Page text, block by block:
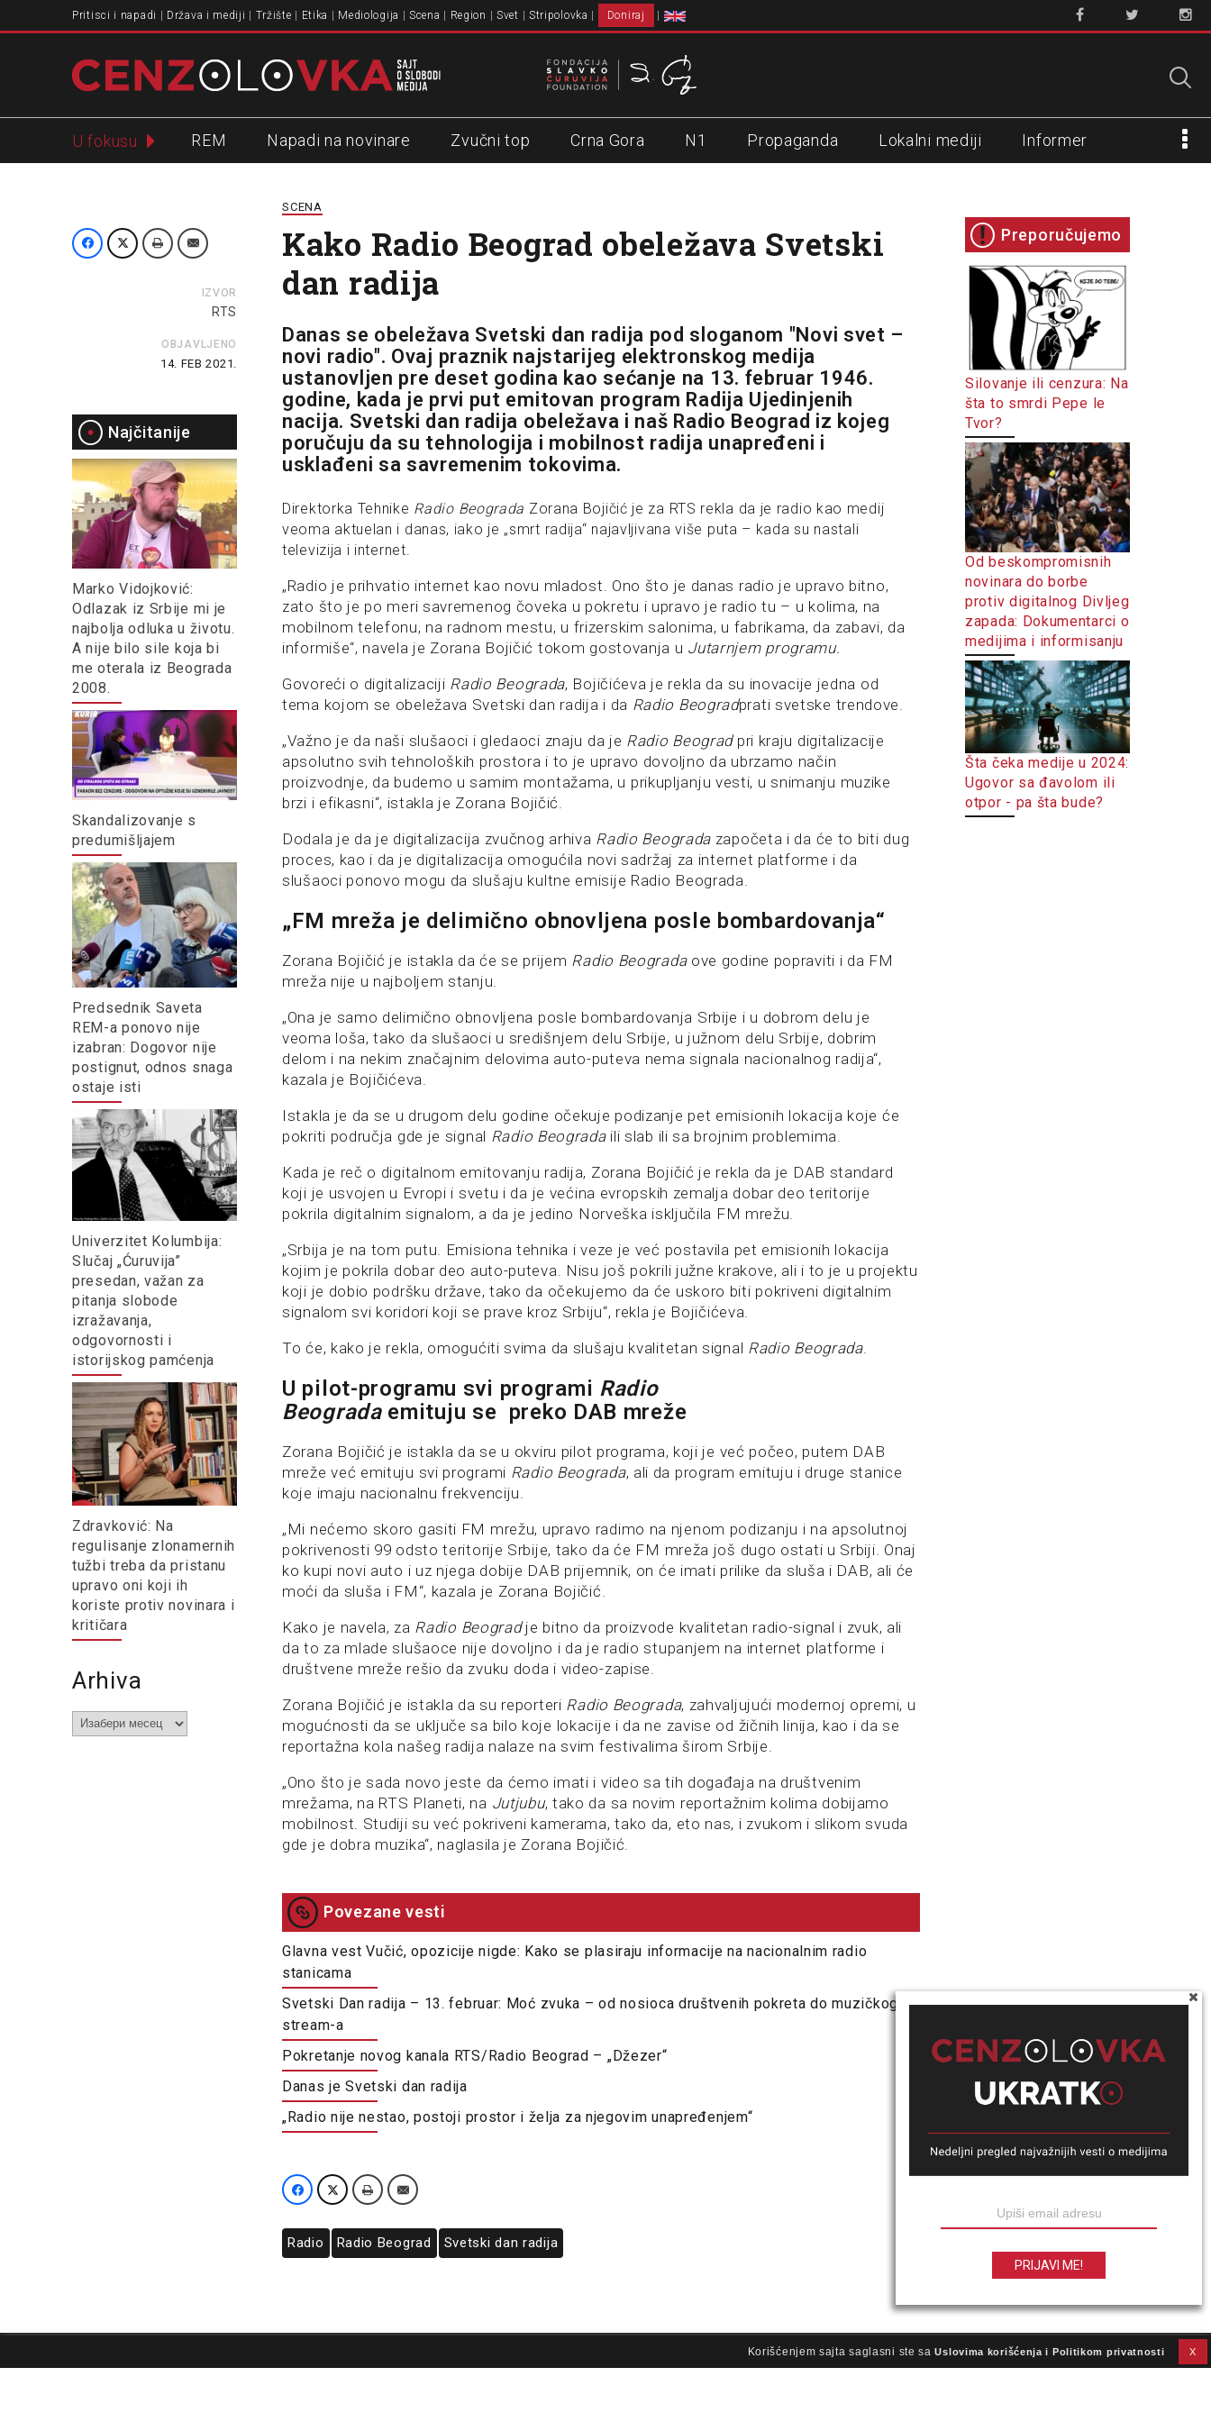
Pritisci i napadi Država i mediji Tržište Etika Mediologija Scena Region Svet Stripolovka Doniraj
U fokusu REM Napadi na novinare Zvučni top Crna Gora N1 Propaganda Lokalni mediji Informer
IZVOR
RTS
OBJAVLJENO
14. FEB 2021.
Najčitanije
Marko Vidojković:
Odlazak iz Srbije mi je
najbolja odluka u životu.
A nije bilo sile koja bi
me oterala iz Beograda
2008.
Skandalizovanje s
predumišljajem
Predsednik Saveta
REM-a ponovo nije
izabran: Dogovor nije
postignut, odnos snaga
ostaje isti
Univerzitet Kolumbija:
Slučaj „Ćuruvija”
presedan, važan za
pitanja slobode
izražavanja,
odgovornosti i
istorijskog pamćenja
Zdravković: Na
regulisanje zlonamernih
tužbi treba da pristanu
upravo oni koji ih
koriste protiv novinara i
kritičara
Arhiva
Arhiva
SCENA
Kako Radio Beograd obeležava Svetski
dan radija
Danas se obeležava Svetski dan radija pod sloganom "Novi svet –
novi radio". Ovaj praznik najstarijeg elektronskog medija
ustanovljen pre deset godina kao sećanje na 13. februar 1946.
godine, kada je prvi put emitovan program Radija Ujedinjenih
nacija. Svetski dan radija obeležava i naš Radio Beograd iz kojeg
poručuju da su tehnologija i mobilnost radija unapređeni i
usklađeni sa savremenim tokovima.
Direktorka Tehnike Radio Beograda Zorana Bojičić je za RTS rekla da je radio kao medij
veoma aktuelan i danas, iako je „smrt radija“ najavljivana više puta – kada su nastali
televizija i internet.
„Radio je prihvatio internet kao novu mladost. Ono što je danas radio je upravo bitno,
zato što je po meri savremenog čoveka u pokretu i upravo je radio tu – u kolima, na
mobilnom telefonu, na radnom mestu, u frizerskim salonima, u fabrikama, da zabavi, da
informiše“, navela je Zorana Bojičić tokom gostovanja u Jutarnjem programu.
Govoreći o digitalizaciji Radio Beograda, Bojičićeva je rekla da su inovacije jedna od
tema kojom se obeležava Svetski dan radija i da Radio Beogradprati svetske trendove.
„Važno je da naši slušaoci i gledaoci znaju da je Radio Beogradpri kraju digitalizacije
apsolutno svih tehnoloških prostora i to je upravo dovoljno da ubrzamo način
proizvodnje, da budemo u samim montažama, u prikupljanju vesti, u snimanju muzike
brzi i efikasni“, istakla je Zorana Bojičić.
Dodala je da je digitalizacija zvučnog arhiva Radio Beograda započeta i da će to biti dug
proces, kao i da je digitalizacija omogućila novi sadržaj za internet platforme i da
slušaoci ponovo mogu da slušaju kultne emisije Radio Beograda.
„FM mreža je delimično obnovljena posle bombardovanja“
Zorana Bojičić je istakla da će se prijem Radio Beogradaove godine popraviti i da FM
mreža nije u najboljem stanju.
„Ona je samo delimično obnovljena posle bombardovanja Srbije i u dobrom delu je
veoma loša, tako da slušaoci u središnjem delu Srbije, u južnom delu Srbije, dobrim
delom i na nekim značajnim delovima auto-puteva nema signala nacionalnog radija“,
kazala je Bojičićeva.
Istakla je da se u drugom delu godine očekuje podizanje pet emisionih lokacija koje će
pokriti područja gde je signal Radio Beogradaili slab ili sa brojnim problemima.
Kada je reč o digitalnom emitovanju radija, Zorana Bojičić je rekla da je DAB standard
koji je usvojen u Evropi i svetu i da je većina evropskih zemalja dobar deo teritorije
pokrila digitalnim signalom, a da je jedino Norveška isključila FM mrežu.
„Srbija je na tom putu. Emisiona tehnika i veze je već postavila pet emisionih lokacija
kojim je pokrila dobar deo auto-puteva. Nisu još pokrili južne krakove, ali i to je u projektu
koji je dobio podršku države, tako da očekujemo da će uskoro biti pokriveni digitalnim
signalom svi koridori koji se prave kroz Srbiju“, rekla je Bojičićeva.
To će, kako je rekla, omogućiti svima da slušaju kvalitetan signal Radio Beograda.
U pilot-programu svi programi Radio
Beogradaemituju se preko DAB mreže
Zorana Bojičić je istakla da se u okviru pilot programa, koji je već počeo, putem DAB
mreže već emituju svi programi Radio Beograda, ali da program emituju i druge stanice
koje imaju nacionalnu frekvenciju.
„Mi nećemo skoro gasiti FM mrežu, upravo radimo na njenom podizanju i na apsolutnoj
pokrivenosti 99 odsto teritorije Srbije, tako da će FM mreža još dugo ostati u Srbiji. Onaj
ko kupi novi auto i uz njega dobije DAB prijemnik, on će imati prilike da sluša i DAB, ali će
moći da sluša i FM“, kazala je Zorana Bojičić.
Kako je navela, za Radio Beogradje bitno da proizvode kvalitetan radio-signal i zvuk, ali
da to za mlade slušaoce nije dovoljno i da je radio stupanjem na internet platforme i
društvene mreže rešio da zvuku doda i video-zapise.
Zorana Bojičić je istakla da su reporteri Radio Beograda, zahvaljujući modernoj opremi, u
mogućnosti da se uključe sa bilo koje lokacije i da ne zavise od žičnih linija, kao i da se
reportažna kola našeg radija nalaze na svim festivalima širom Srbije.
„Ono što je sada novo jeste da ćemo imati i video sa tih događaja na društvenim
mrežama, na RTS Planeti, na Jutjubu, tako da sa novim reportažnim kolima dobijamo
mobilnost. Studiji su već pokriveni kamerama, tako da, eto nas, i zvukom i slikom svuda
gde je dobra muzika“, naglasila je Zorana Bojičić.
Povezane vesti
Glavna vest Vučić, opozicije nigde: Kako se plasiraju informacije na nacionalnim radio
stanicama
Svetski Dan radija – 13. februar: Moć zvuka – od nosioca društvenih pokreta do muzičkog
stream-a
Pokretanje novog kanala RTS/Radio Beograd – „Džezer“
Danas je Svetski dan radija
„Radio nije nestao, postoji prostor i želja za njegovim unapređenjem“
Radio Radio Beograd Svetski dan radija
Preporučujemo
Silovanje ili cenzura: Na
šta to smrdi Pepe le
Tvor?
Od beskompromisnih
novinara do borbe
protiv digitalnog Divljeg
zapada: Dokumentarci o
medijima i informisanju
Šta čeka medije u 2024:
Ugovor sa đavolom ili
otpor - pa šta bude?
Korišćenjem sajta saglasni ste saUslovima korišćenja i Politikom privatnosti X